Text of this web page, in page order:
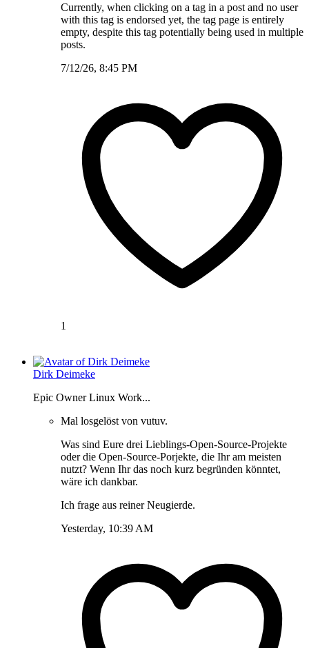
Currently, when clicking on a tag in a post and no user
with this tag is endorsed yet, the tag page is entirely
empty, despite this tag potentially being used in multiple
posts.
7/12/26, 8:45 PM
1
Dirk Deimeke
Epic Owner Linux Work...
Mal losgelöst von vutuv.
Was sind Eure drei Lieblings-Open-Source-Projekte
oder die Open-Source-Porjekte, die Ihr am meisten
nutzt? Wenn Ihr das noch kurz begründen könntet,
wäre ich dankbar.
Ich frage aus reiner Neugierde.
Yesterday, 10:39 AM